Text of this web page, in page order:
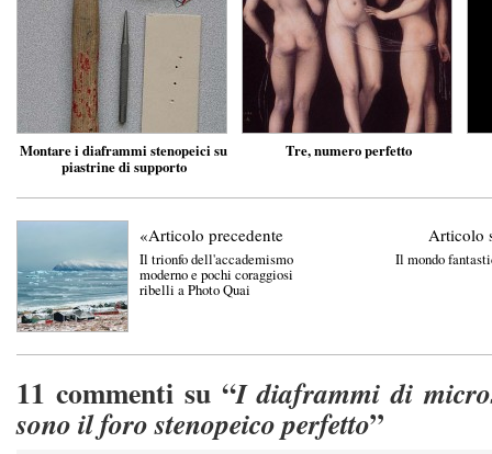
Montare i diaframmi stenopeici su
piastrine di supporto
Tre, numero perfetto
«Articolo precedente
Il trionfo dell'accademismo
moderno e pochi coraggiosi
ribelli a Photo Quai
Articolo
Il mondo
11 commenti su “I diaframmi di
sono il foro stenopeico perfetto”